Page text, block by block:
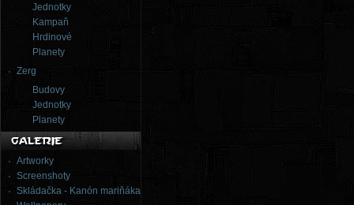
Jednotky
Kampaň
Hrdinové
Planety
Zerg
Budovy
Jednotky
Planety
Artworky
Screenshoty
Skládačka - Kanón mariňáka